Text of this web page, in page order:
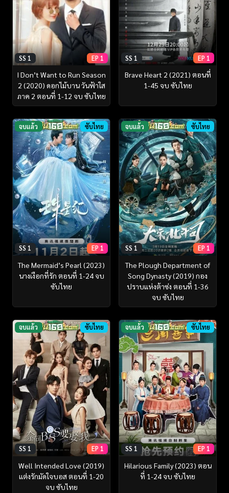
SS 1 EP 1
I Don’t Want to Run Season
2 (2020) ดอกไม้บาน วันฟ้าใส
ภาค 2 ตอนที่ 1-12 จบ ซับไทย
SS 1 EP 1
Brave Heart 2 (2021) ตอนที่
1-45 จบ ซับไทย
จบแล้ว ซับไทย
SS 1 EP 1
The Mermaid’s Pearl (2023)
นางเงือกที่รัก ตอนที่ 1-24 จบ
ซับไทย
จบแล้ว ซับไทย
SS 1 EP 1
The Plough Department of
Song Dynasty (2019) กอง
ปราบแห่งต้าซ่ง ตอนที่ 1-36
จบ ซับไทย
จบแล้ว ซับไทย
SS 1 EP 1
Well Intended Love (2019)
แต่งรักมัดใจบอส ตอนที่ 1-20
จบ ซับไทย
จบแล้ว ซับไทย
SS 1 EP 1
Hilarious Family (2023) ตอน
ที่ 1-24 จบ ซับไทย